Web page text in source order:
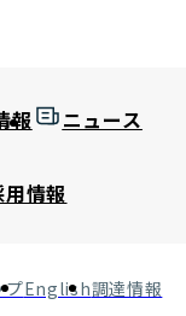
報 ニュース
用情報
プEnglish調達情報